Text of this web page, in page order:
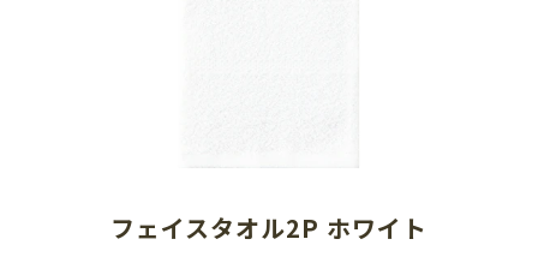
フェイスタオル2P ホワイト